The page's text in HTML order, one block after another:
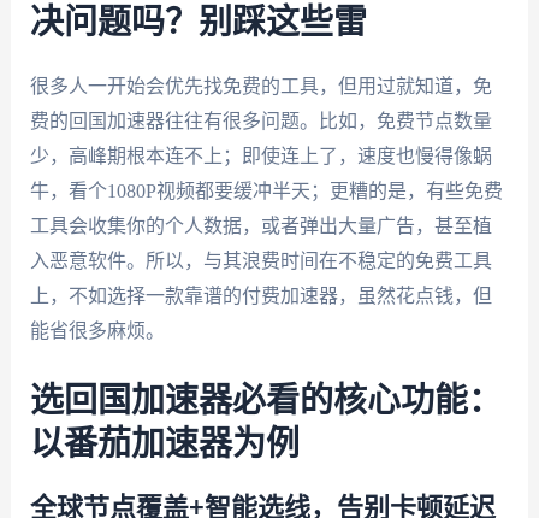
决问题吗？别踩这些雷
很多人一开始会优先找免费的工具，但用过就知道，免
费的回国加速器往往有很多问题。比如，免费节点数量
少，高峰期根本连不上；即使连上了，速度也慢得像蜗
牛，看个1080P视频都要缓冲半天；更糟的是，有些免费
工具会收集你的个人数据，或者弹出大量广告，甚至植
入恶意软件。所以，与其浪费时间在不稳定的免费工具
上，不如选择一款靠谱的付费加速器，虽然花点钱，但
能省很多麻烦。
选回国加速器必看的核心功能：
以番茄加速器为例
全球节点覆盖+智能选线，告别卡顿延迟